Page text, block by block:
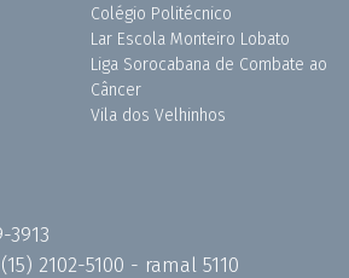
Colégio Politécnico
Lar Escola Monteiro Lobato
Liga Sorocabana de Combate ao
Câncer
Vila dos Velhinhos
3913
(15) 2102-5100 - ramal 5110